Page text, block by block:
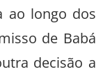
ao longo dos
de Babá
decisão a